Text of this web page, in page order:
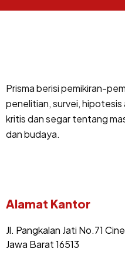
Prisma berisi pemikiran-
penelitian, survei,
kritis dan segar tentang
dan budaya.
Alamat Kantor
Jl. Pangkalan Jati No.71
Jawa Barat 16513